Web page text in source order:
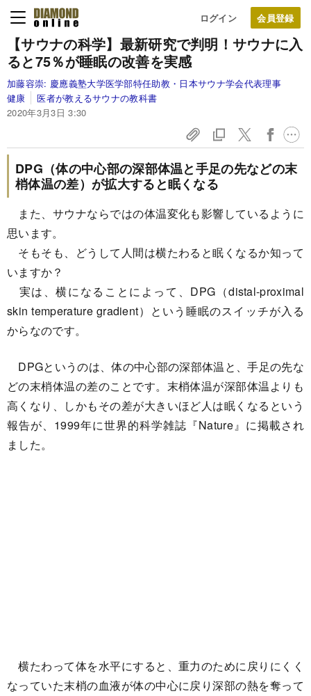
ログイン
【サウナの科学】 最新研究で判明！サウナに入
ると75％が睡眠の改善を実感
加藤容崇: 慶應義塾大学医学部特任助教・日本サウナ学会代表理事
健康
医者が教えるサウナの教科書
2020年3月3日 3:30
DPG（体の中心部の深部体温と手足の先などの末
梢体温の差）が拡大すると眠くなる
また、サウナならではの体温変化も影響しているように
思います。
そもそも、どうして人間は横たわると眠くなるか知って
いますか？
実は、横になることによって、DPG（distal-proximal
skin temperature gradient）という睡眠のスイッチが入る
からなのです。
DPGというのは、体の中心部の深部体温と、手足の先な
どの末梢体温の差のことです。末梢体温が深部体温よりも
高くなり、しかもその差が大きいほど人は眠くなるという
報告が、1999年に世界的科学雑誌『Nature』に掲載され
ました。
横たわって体を水平にすると、重力のために戻りにくく
なっていた末梢の血液が体の中心に戻り深部の熱を奪って